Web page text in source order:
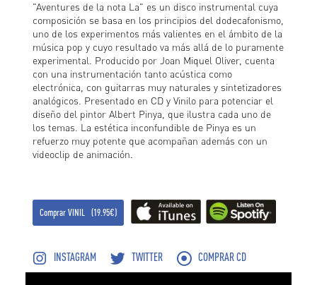
"Aventures de la nota La" es un disco instrumental cuya
composición se basa en los principios del dodecafonismo,
uno de los experimentos más valientes en el ámbito de la
música pop y cuyo resultado va más allá de lo puramente
experimental. Producido por Joan Miquel Oliver, cuenta
con una instrumentación tanto acústica como
electrónica, con guitarras muy naturales y sintetizadores
analógicos. Presentado en CD y Vinilo para potenciar el
diseño del pintor Albert Pinya, que ilustra cada uno de
los temas. La estética inconfundible de Pinya es un
refuerzo muy potente que acompañan además con un
videoclip de animación.
Comprar VINIL (19.95€)
INSTAGRAM TWITTER COMPRAR CD